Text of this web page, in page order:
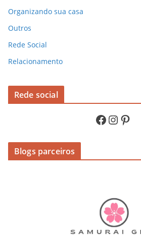
Organizando sua casa
Outros
Rede Social
Relacionamento
Rede social
Facebook InstagramPinterest
Blogs parceiros